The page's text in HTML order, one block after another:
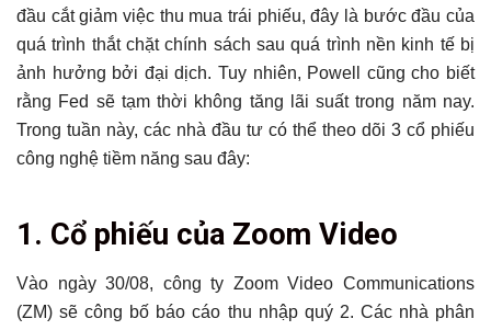
đầu cắt giảm việc thu mua trái phiếu, đây là bước đầu của
quá trình thắt chặt chính sách sau quá trình nền kinh tế bị
ảnh hưởng bởi đại dịch. Tuy nhiên, Powell cũng cho biết
rằng Fed sẽ tạm thời không tăng lãi suất trong năm nay.
Trong tuần này, các nhà đầu tư có thể theo dõi 3 cổ phiếu
công nghệ tiềm năng sau đây:
Tổng hợp bài viết
1. Cổ phiếu của Zoom Video
2. Cổ phiếu của DocuSign
3. Cổ phiếu của Broadcom
1. Cổ phiếu của Zoom Video
Vào ngày 30/08, công ty Zoom Video Communications
(ZM) sẽ công bố báo cáo thu nhập quý 2. Các nhà phân